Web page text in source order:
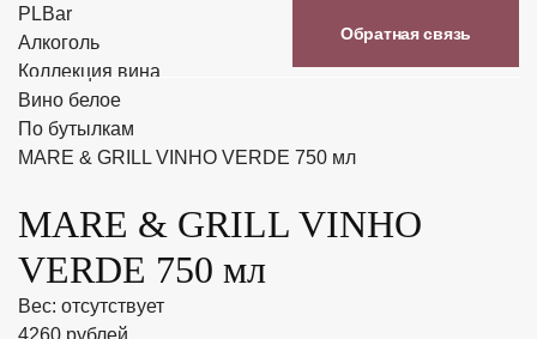
Обратная связь
PLBar
Алкоголь
Коллекция вина
Вино белое
По бутылкам
MARE & GRILL VINHO VERDE 750 мл
MARE & GRILL VINHO
VERDE 750 мл
Вес: отсутствует
4260 рублей